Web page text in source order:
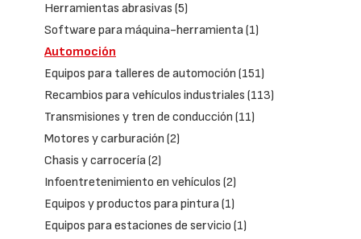
Herramientas abrasivas (5)
Software para máquina-herramienta(1)
Automoción
Equipos para talleres de automoción (151)
Recambios para vehículos industriales (113)
Transmisiones y tren de conducción (11)
Motores y carburación (2)
Chasis y carrocería(2)
Infoentretenimiento en vehículos (2)
Equipos y productos para pintura(1)
Equipos para estaciones de servicio (1)